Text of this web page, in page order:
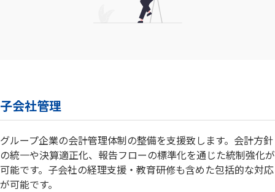
子会社管理
グループ企業の会計管理体制の整備を支援致します。会計方針
の統一や決算適正化、報告フローの標準化を通じた統制強化が
可能です。子会社の経理支援・教育研修も含めた包括的な対応
が可能です。